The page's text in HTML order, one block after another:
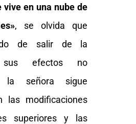
vive en una nube de
, se olvida que
de salir de la
efectos no
la señora sigue
las modificaciones
superiores y las